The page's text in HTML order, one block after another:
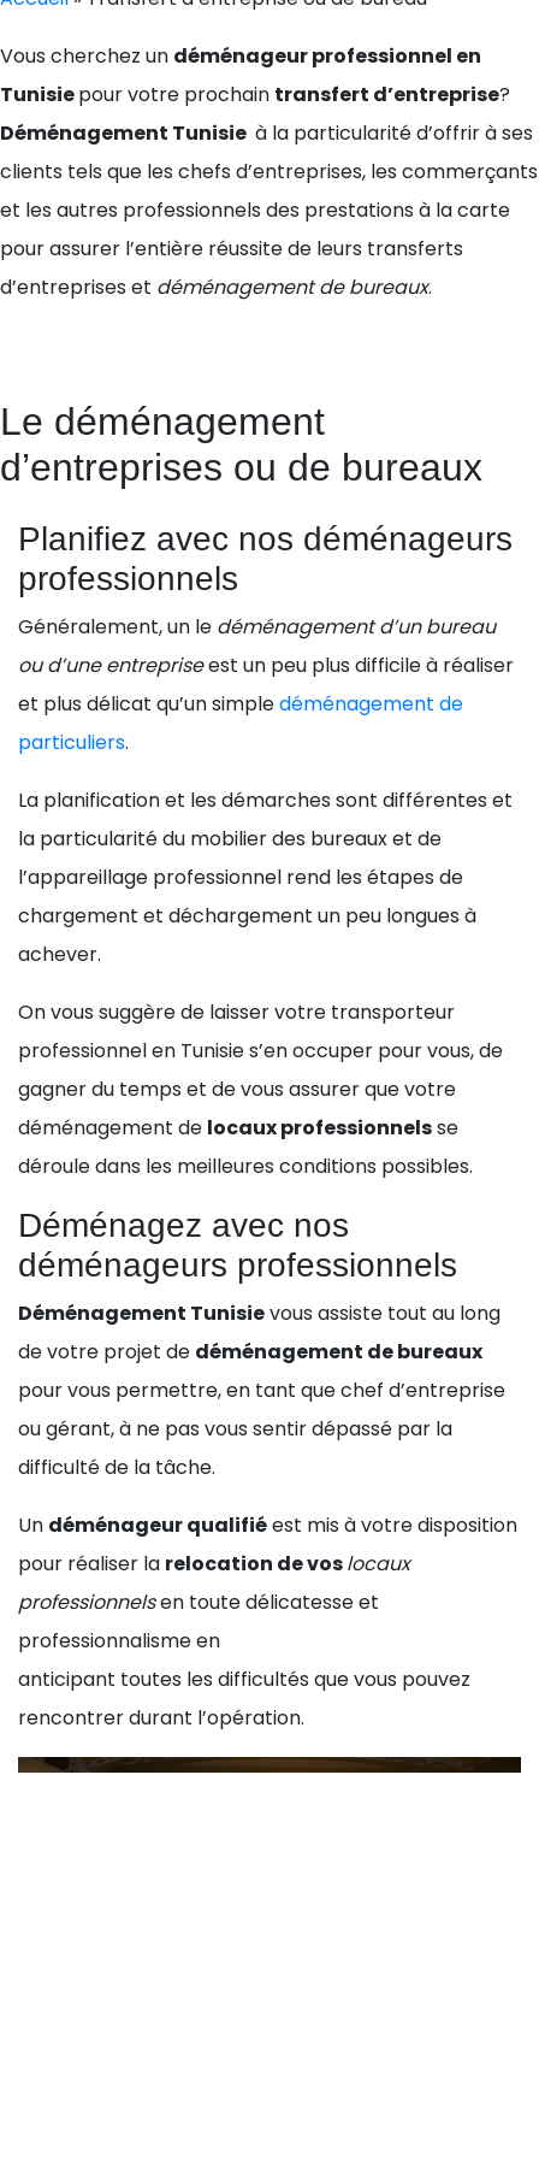
Vous cherchez un déménageur professionnel en
Tunisiepour votre prochain transfert d’entreprise?
Déménagement Tunisie à la particularité d’offrir à ses
clients tels que les chefs d’entreprises, les commerçants
et les autres professionnels des prestations à la carte
pour assurer l’entière réussite de leurs transferts
d’entreprises et déménagement de bureaux.
Le déménagement
d’entreprises ou de bureaux
Planifiez avec nos déménageurs
professionnels
Généralement, un le déménagement d’un bureau
ou d’une entrepriseest un peu plus difficile à réaliser
et plus délicat qu’un simpledéménagement de
particuliers.
La planification et les démarches sont différentes et
la particularité du mobilier des bureaux et de
l’appareillage professionnel rend les étapes de
chargement et déchargement un peu longues à
achever.
On vous suggère de laisser votre transporteur
professionnel en Tunisie s’en occuper pour vous, de
gagner du temps et de vous assurer que votre
déménagement de locaux professionnelsse
déroule dans les meilleures conditions possibles.
Déménagez avec nos
déménageurs professionnels
Déménagement Tunisievous assiste tout au long
de votre projet de déménagement de bureaux
pour vous permettre, en tant que chef d’entreprise
ou gérant, à ne pas vous sentir dépassé par la
difficulté de la tâche.
Un déménageur qualifiéest mis à votre disposition
pour réaliser la relocation de voslocaux
professionnelsen toute délicatesse et
professionnalisme en
anticipant toutes les difficultés que vous pouvez
rencontrer durant l’opération.